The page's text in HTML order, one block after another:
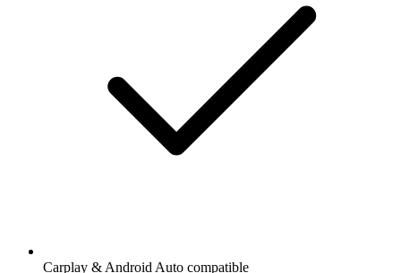
Carplay & Android Auto compatible